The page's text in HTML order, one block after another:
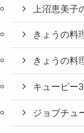
上沼恵美子
きょうの料
きょうの料
キューピー
ジョブチュ